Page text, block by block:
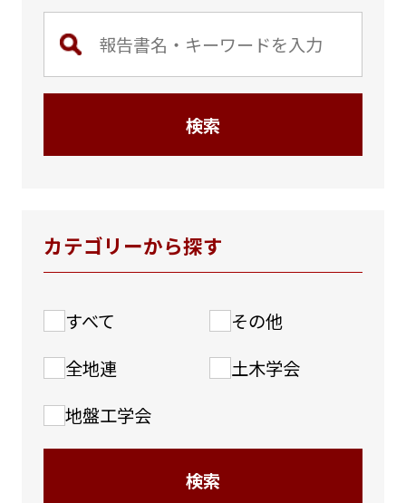
最新情報
ご挨拶
本社のご案内
支店のご案内
SDGs
検索
カテゴリーから探す
すべて
その他
全地連
土木学会
地盤工学会
検索